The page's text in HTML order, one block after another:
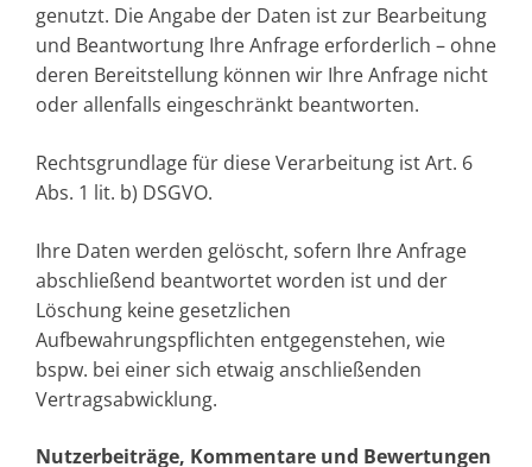
genutzt. Die Angabe der Daten ist zur Bearbeitung
und Beantwortung Ihre Anfrage erforderlich – ohne
deren Bereitstellung können wir Ihre Anfrage nicht
oder allenfalls eingeschränkt beantworten.
Rechtsgrundlage für diese Verarbeitung ist Art. 6
Abs. 1 lit. b) DSGVO.
Ihre Daten werden gelöscht, sofern Ihre Anfrage
abschließend beantwortet worden ist und der
Löschung keine gesetzlichen
Aufbewahrungspflichten entgegenstehen, wie
bspw. bei einer sich etwaig anschließenden
Vertragsabwicklung.
Nutzerbeiträge, Kommentare und Bewertungen